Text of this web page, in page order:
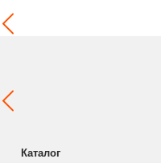
Каталог